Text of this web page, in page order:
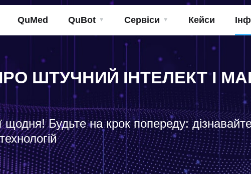
QuMed QuBot Сервіси Кейси
ШТУЧНИЙ ІНТЕЛЕКТ І
щодня! Будьте на крок попереду: